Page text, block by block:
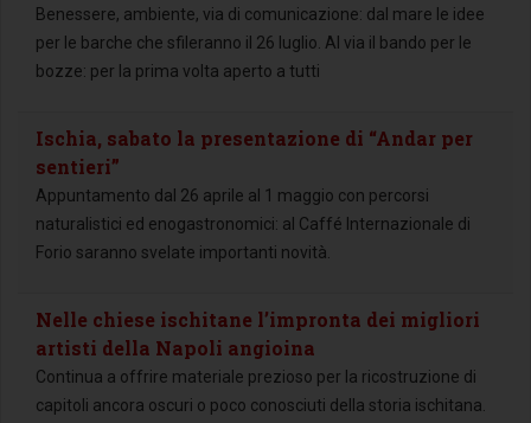
Benessere, ambiente, via di comunicazione: dal mare le idee
per le barche che sfileranno il 26 luglio. Al via il bando per le
bozze: per la prima volta aperto a tutti
Ischia, sabato la presentazione di “Andar per
sentieri”
Appuntamento dal 26 aprile al 1 maggio con percorsi
naturalistici ed enogastronomici: al Caffé Internazionale di
Forio saranno svelate importanti novità.
Nelle chiese ischitane l’impronta dei migliori
artisti della Napoli angioina
Continua a offrire materiale prezioso per la ricostruzione di
capitoli ancora oscuri o poco conosciuti della storia ischitana.